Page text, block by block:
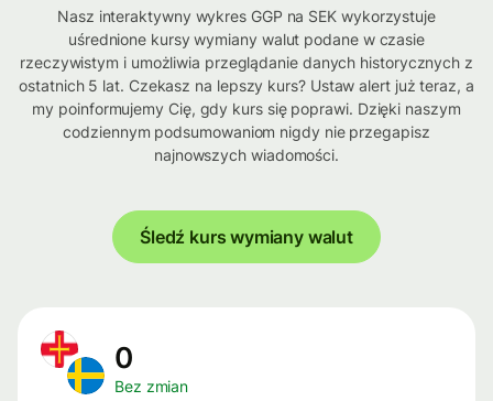
Nasz interaktywny wykres GGP na SEK wykorzystuje
uśrednione kursy wymiany walut podane w czasie
rzeczywistym i umożliwia przeglądanie danych historycznych z
ostatnich 5 lat. Czekasz na lepszy kurs? Ustaw alert już teraz, a
my poinformujemy Cię, gdy kurs się poprawi. Dzięki naszym
codziennym podsumowaniom nigdy nie przegapisz
najnowszych wiadomości.
Śledź kurs wymiany walut
0
Bez zmian